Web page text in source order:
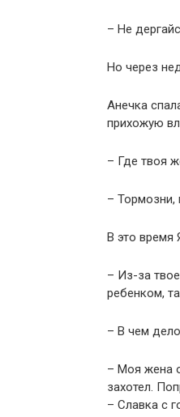
– Не
Но через
Анечка
прихожую
– Где твоя
– Тормозни,
В это время
– Из-за
ребенком,
– В чем
– Моя жена
захотел.
– Славка с